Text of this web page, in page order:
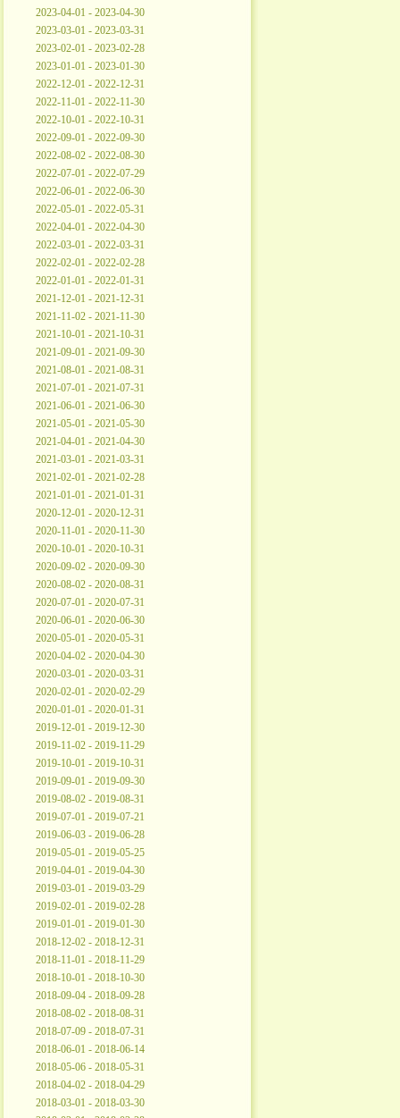
2023-04-01 - 2023-04-30
2023-03-01 - 2023-03-31
2023-02-01 - 2023-02-28
2023-01-01 - 2023-01-30
2022-12-01 - 2022-12-31
2022-11-01 - 2022-11-30
2022-10-01 - 2022-10-31
2022-09-01 - 2022-09-30
2022-08-02 - 2022-08-30
2022-07-01 - 2022-07-29
2022-06-01 - 2022-06-30
2022-05-01 - 2022-05-31
2022-04-01 - 2022-04-30
2022-03-01 - 2022-03-31
2022-02-01 - 2022-02-28
2022-01-01 - 2022-01-31
2021-12-01 - 2021-12-31
2021-11-02 - 2021-11-30
2021-10-01 - 2021-10-31
2021-09-01 - 2021-09-30
2021-08-01 - 2021-08-31
2021-07-01 - 2021-07-31
2021-06-01 - 2021-06-30
2021-05-01 - 2021-05-30
2021-04-01 - 2021-04-30
2021-03-01 - 2021-03-31
2021-02-01 - 2021-02-28
2021-01-01 - 2021-01-31
2020-12-01 - 2020-12-31
2020-11-01 - 2020-11-30
2020-10-01 - 2020-10-31
2020-09-02 - 2020-09-30
2020-08-02 - 2020-08-31
2020-07-01 - 2020-07-31
2020-06-01 - 2020-06-30
2020-05-01 - 2020-05-31
2020-04-02 - 2020-04-30
2020-03-01 - 2020-03-31
2020-02-01 - 2020-02-29
2020-01-01 - 2020-01-31
2019-12-01 - 2019-12-30
2019-11-02 - 2019-11-29
2019-10-01 - 2019-10-31
2019-09-01 - 2019-09-30
2019-08-02 - 2019-08-31
2019-07-01 - 2019-07-21
2019-06-03 - 2019-06-28
2019-05-01 - 2019-05-25
2019-04-01 - 2019-04-30
2019-03-01 - 2019-03-29
2019-02-01 - 2019-02-28
2019-01-01 - 2019-01-30
2018-12-02 - 2018-12-31
2018-11-01 - 2018-11-29
2018-10-01 - 2018-10-30
2018-09-04 - 2018-09-28
2018-08-02 - 2018-08-31
2018-07-09 - 2018-07-31
2018-06-01 - 2018-06-14
2018-05-06 - 2018-05-31
2018-04-02 - 2018-04-29
2018-03-01 - 2018-03-30